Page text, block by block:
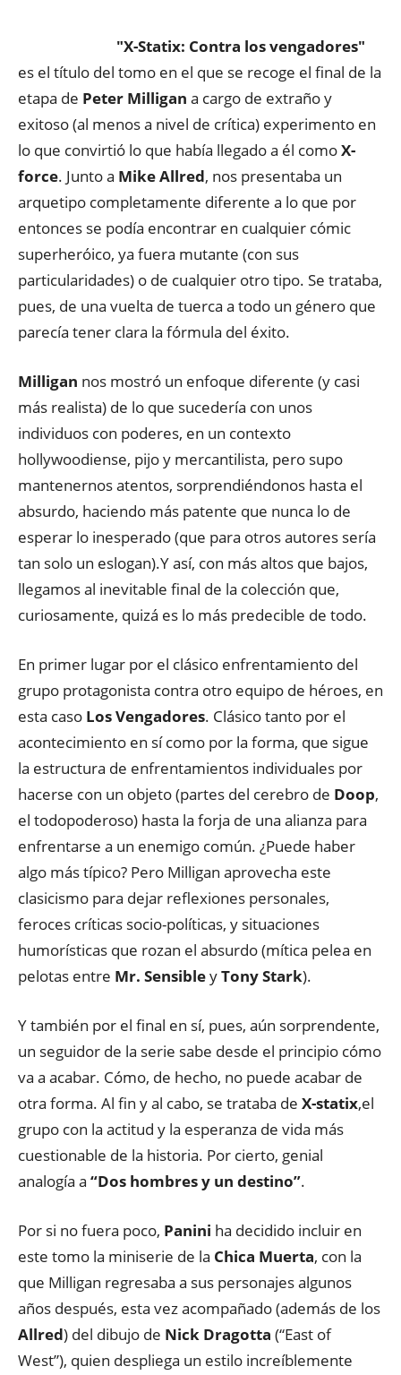
"X-Statix: Contra los vengadores"
es el título del tomo en el que se recoge el final de la
etapa de Peter Milligan a cargo de extraño y
exitoso (al menos a nivel de crítica) experimento en
lo que convirtió lo que había llegado a él comoX-
force. Junto a Mike Allred, nos presentaba un
arquetipo completamente diferente a lo que por
entonces se podía encontrar en cualquier cómic
superheróico, ya fuera mutante (con sus
particularidades) o de cualquier otro tipo. Se trataba,
pues, de una vuelta de tuerca a todo un género que
parecía tener clara la fórmula del éxito.
Milligan nos mostró un enfoque diferente (y casi
más realista) de lo que sucedería con unos
individuos con poderes, en un contexto
hollywoodiense, pijo y mercantilista, pero supo
mantenernos atentos, sorprendiéndonos hasta el
absurdo, haciendo más patente que nunca lo de
esperar lo inesperado (que para otros autores sería
tan solo un eslogan).Y así, con más altos que bajos,
llegamos al inevitable final de la colección que,
curiosamente, quizá es lo más predecible de todo.
En primer lugar por el clásico enfrentamiento del
grupo protagonista contra otro equipo de héroes, en
esta caso Los Vengadores. Clásico tanto por el
acontecimiento en sí como por la forma, que sigue
la estructura de enfrentamientos individuales por
hacerse con un objeto (partes del cerebro de Doop,
el todopoderoso) hasta la forja de una alianza para
enfrentarse a un enemigo común. ¿Puede haber
algo más típico? Pero Milligan aprovecha este
clasicismo para dejar reflexiones personales,
feroces críticas socio-políticas, y situaciones
humorísticas que rozan el absurdo (mítica pelea en
pelotas entre Mr. SensibleyTony Stark).
Y también por el final en sí, pues, aún sorprendente,
un seguidor de la serie sabe desde el principio cómo
va a acabar. Cómo, de hecho, no puede acabar de
otra forma. Al fin y al cabo, se trataba de X-statix,el
grupo con la actitud y la esperanza de vida más
cuestionable de la historia. Por cierto, genial
analogía a “Dos hombres y un destino”.
Por si no fuera poco, Panini ha decidido incluir en
este tomo la miniserie de la Chica Muerta, con la
que Milligan regresaba a sus personajes algunos
años después, esta vez acompañado (además de los
Allred) del dibujo de Nick Dragotta (“East of
West”), quien despliega un estilo increíblemente